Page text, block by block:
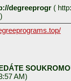
degreeprogr (
AM)